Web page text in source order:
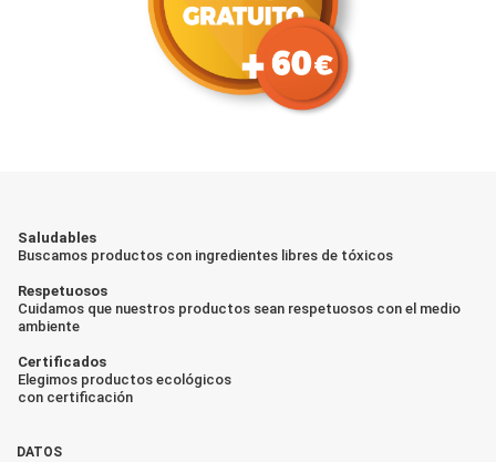
Saludables
Buscamos productos con ingredientes libres de tóxicos
Respetuosos
Cuidamos que nuestros productos sean respetuosos con el medio
ambiente
Certificados
Elegimos productos ecológicos
con certificación
DATOS